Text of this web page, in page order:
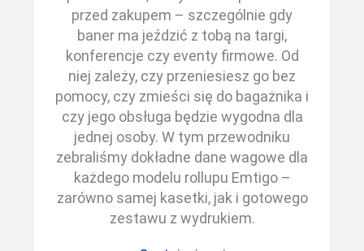
przed zakupem – szczególnie gdy
baner ma jeździć z tobą na targi,
konferencje czy eventy firmowe. Od
niej zależy, czy przeniesiesz go bez
pomocy, czy zmieści się do bagażnika i
czy jego obsługa będzie wygodna dla
jednej osoby. W tym przewodniku
zebraliśmy dokładne dane wagowe dla
każdego modelu rollupu Emtigo –
zarówno samej kasetki, jak i gotowego
zestawu z wydrukiem.